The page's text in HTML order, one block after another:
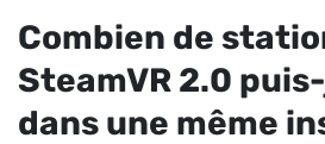
Combien de
SteamVR 2.0
dans une même